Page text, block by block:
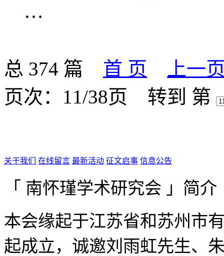
…
总 374 篇 首 页
上一
页次：11/38页
转到 第
关于我们 在线留言 最新活动 征文启事 信息公告
「 南怀瑾学术研究会 」简介
本会缘起于江苏省和苏州市
起成立，诚邀刘雨虹先生、